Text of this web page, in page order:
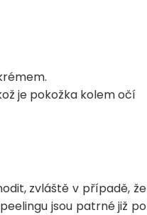
je pokožka kolem očí
zvláště v případě, že
jsou patrné již po